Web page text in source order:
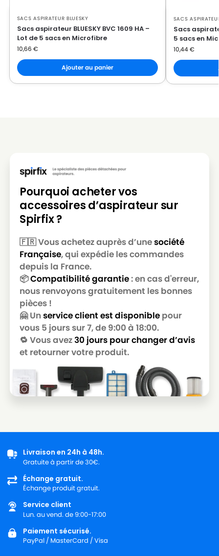
SACS ASPIRATEUR BLUESKY
Sacs aspirateur BLUESKY BVC 1609 HA –
Lot de 5 sacs en Microfibre
10,66 €
Ajouter au panier
SACS
Sacs
5 sacs en
10,44€
Pourquoi acheter vos
accessoires d’aspirateur sur
Spirfix ?
🇫🇷 Vous achetez auprès d’unesociété
Française, qui expédie les commandes
depuis la France.
📦Compatibilité garantie: en cas d'erreur,
nous renvoyons gratuitement les bonnes
pièces !
🤗 Un service client est disponible pour
vous 5 jours sur 7, de 9:00 à 18:00.
🔁 Vous avez30 jours pour changer d’avis
et retourner votre produit.
Livraison en 24h à 48h.
Gratuite à partir de 30€.
Échange gratuit.
Échange produit gratuit.
Service client
Lun. au vend. de 9:00-17:00
Paiement sécurisé.
PayPal / MasterCard / Visa